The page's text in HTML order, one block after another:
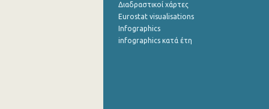
Φεβρουαρίου 2022
Ιανουαρίου 2022
Διαδραστικοί χάρτες
Eurostat visualisations
Infographics
infographics κατά έτη